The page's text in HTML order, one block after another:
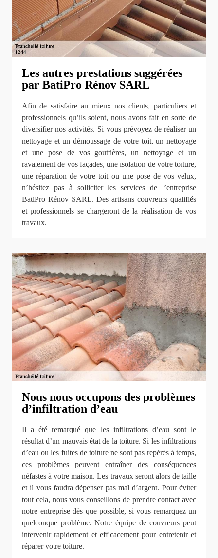
Les autres prestations suggérées
par BatiPro Rénov SARL
Afin de satisfaire au mieux nos clients, particuliers et
professionnels qu’ils soient, nous avons fait en sorte de
diversifier nos activités. Si vous prévoyez de réaliser un
nettoyage et un démoussage de votre toit, un nettoyage
et une pose de vos gouttières, un nettoyage et un
ravalement de vos façades, une isolation de votre toiture,
une réparation de votre toit ou une pose de vos velux,
n’hésitez pas à solliciter les services de l’entreprise
BatiPro Rénov SARL. Des artisans couvreurs qualifiés
et professionnels se chargeront de la réalisation de vos
travaux.
Nous nous occupons des problèmes
d’infiltration d’eau
Il a été remarqué que les infiltrations d’eau sont le
résultat d’un mauvais état de la toiture. Si les infiltrations
d’eau ou les fuites de toiture ne sont pas repérés à temps,
ces problèmes peuvent entraîner des conséquences
néfastes à votre maison. Les travaux seront alors de taille
et il vous faudra dépenser pas mal d’argent. Pour éviter
tout cela, nous vous conseillons de prendre contact avec
notre entreprise dès que possible, si vous remarquez un
quelconque problème. Notre équipe de couvreurs peut
intervenir rapidement et efficacement pour entretenir et
réparer votre toiture.